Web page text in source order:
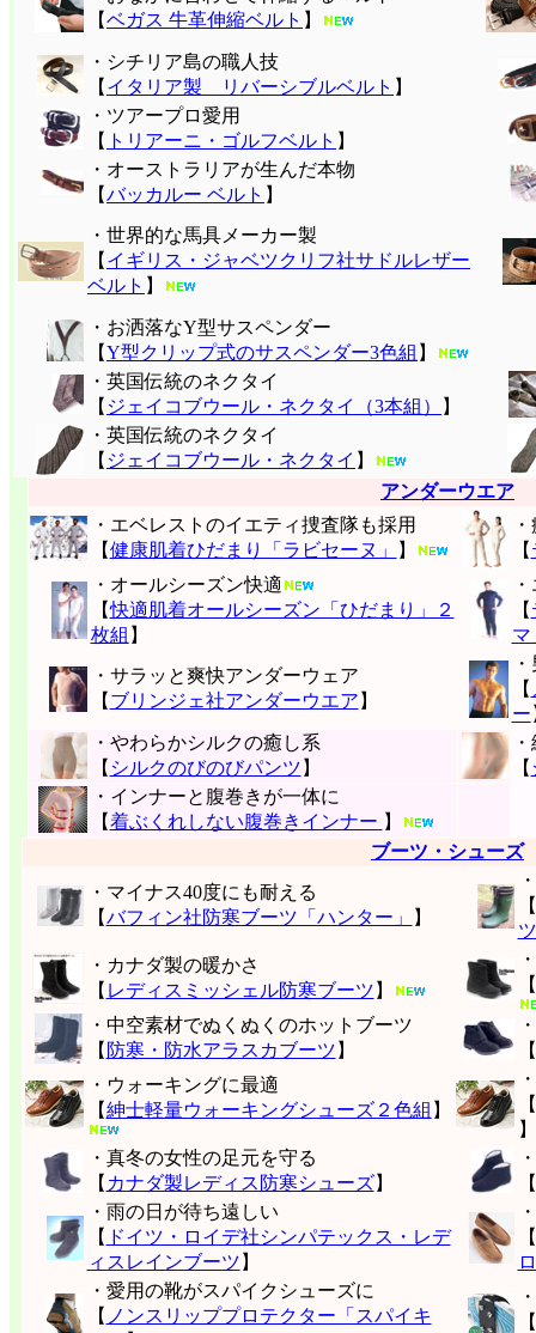
【ベガス 牛革伸縮ベルト 】
・シチリア島の職人技
【 イタリア製 リバーシブルベルト 】
・ツアープロ愛用
【 トリアーニ・ゴルフベルト 】
・オーストラリアが生んだ本物
【バッカルー ベルト 】
・世界的な馬具メーカー製
【 イギリス・ジャベツクリフ社サドルレザー
ベルト 】
・お洒落なY型サスペンダー
【Y型クリップ式のサスペンダー3色組 】
・英国伝統のネクタイ
【 ジェイコブウール・ネクタイ（3本組）
】
・英国伝統のネクタイ
【 ジェイコブウール・ネクタイ 】
アンダーウエア
・エベレストのイエティ捜査隊も採用
【健康肌着ひだまり「ラビセーヌ」 】
【
・オールシーズン快適
【快適肌着オールシーズン「ひだまり」２
枚組 】
【
マ
・サラッと爽快アンダーウェア
【 ブリンジェ社アンダーウエア 】
【
ー
・やわらかシルクの癒し系
【 シルクのびのびパンツ 】
【
・インナーと腹巻きが一体に
【着ぶくれしない腹巻きインナー 】
ブーツ・シューズ
・マイナス40度にも耐える
【バフィン社防寒ブーツ「ハンター」 】
【
ツ
・カナダ製の暖かさ
【 レディスミッシェル防寒ブーツ 】
【
・中空素材でぬくぬくのホットブーツ
【 防寒・防水アラスカブーツ 】
【
・ウォーキングに最適
【紳士軽量ウォーキングシューズ２色組 】
【
】
・真冬の女性の足元を守る
【 カナダ製レディス防寒シューズ】
【
・雨の日が待ち遠しい
【 ドイツ・ロイデ社シンパテックス・レデ
ィスレインブーツ 】
【
・愛用の靴がスパイクシューズに
【 ノンスリッププロテクター「スパイキ
【